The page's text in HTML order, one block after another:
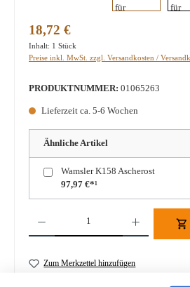
Regulärer Preis:
18,72 €
Inhalt: 1 Stück
Preise inkl. MwSt. zzgl. Versandkosten /
PRODUKTNUMMER: 01065263
Lieferzeit ca. 5-6 Wochen
Ähnliche Artikel
Wamsler K158 Ascherost
97,97 €*¹
Zum Merkzettel hinzufügen